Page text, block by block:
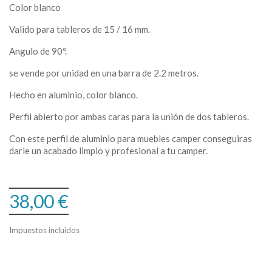
Color blanco
Valido para tableros de 15 / 16 mm.
Angulo de 90º.
se vende por unidad en una barra de 2.2 metros.
Hecho en aluminio, color blanco.
Perfil abierto por ambas caras para la unión de dos tableros.
Con este perfil de aluminio para muebles camper conseguiras
darle un acabado limpio y profesional a tu camper.
38,00 €
Impuestos incluidos